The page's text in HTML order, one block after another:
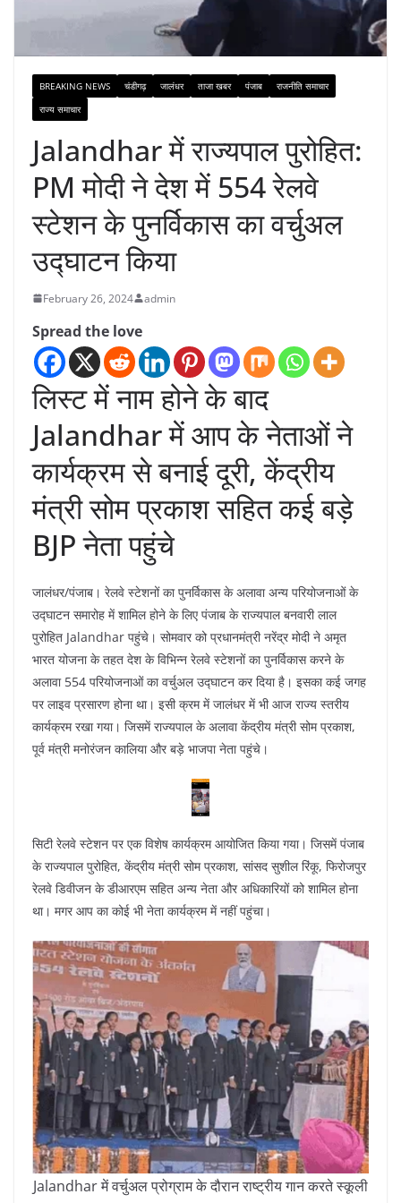
BREAKING NEWS चंडीगढ़ जालंधर ताजा खबर पंजाब
राजनीति समाचार
राज्य समाचार
Jalandhar में राज्यपाल पुरोहित:
PM मोदी ने देश में 554 रेलवे
स्टेशन के पुनर्विकास का वर्चुअल
उद्घाटन किया
February 26, 2024 admin
Spread the love
लिस्ट में नाम होने के बाद
Jalandhar में आप के नेताओं ने
कार्यक्रम से बनाई दूरी, केंद्रीय
मंत्री सोम प्रकाश सहित कई बड़े
BJP नेता पहुंचे
जालंधर/पंजाब। रेलवे स्टेशनों का पुनर्विकास के अलावा अन्य परियोजनाओं के
उद्घाटन समारोह में शामिल होने के लिए पंजाब के राज्यपाल बनवारी लाल
पुरोहित Jalandhar पहुंचे। सोमवार को प्रधानमंत्री नरेंद्र मोदी ने अमृत
भारत योजना के तहत देश के विभिन्न रेलवे स्टेशनों का पुनर्विकास करने के
अलावा 554 परियोजनाओं का वर्चुअल उद्घाटन कर दिया है। इसका कई जगह
पर लाइव प्रसारण होना था। इसी क्रम में जालंधर में भी आज राज्य स्तरीय
कार्यक्रम रखा गया। जिसमें राज्यपाल के अलावा केंद्रीय मंत्री सोम प्रकाश,
पूर्व मंत्री मनोरंजन कालिया और बड़े भाजपा नेता पहुंचे।
सिटी रेलवे स्टेशन पर एक विशेष कार्यक्रम आयोजित किया गया। जिसमें पंजाब
के राज्यपाल पुरोहित, केंद्रीय मंत्री सोम प्रकाश, सांसद सुशील रिंकू, फिरोजपुर
रेलवे डिवीजन के डीआरएम सहित अन्य नेता और अधिकारियों को शामिल होना
था। मगर आप का कोई भी नेता कार्यक्रम में नहीं पहुंचा।
Jalandhar में वर्चुअल प्रोग्राम के दौरान राष्ट्रीय गान करते स्कूली